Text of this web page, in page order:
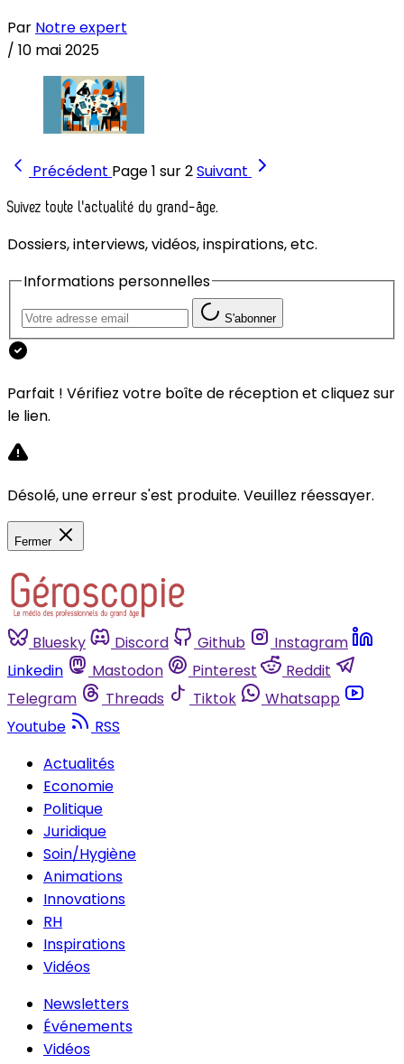
Par Notre expert
/ 10 mai 2025
Précédent Page 1 sur 2Suivant
Suivez toute l'actualité du grand-âge.
Dossiers, interviews, vidéos, inspirations, etc.
Informations personnelles
S'abonner
Parfait ! Vérifiez votre boîte de réception et cliquez sur
le lien.
Désolé, une erreur s'est produite. Veuillez réessayer.
Fermer
Bluesky Discord Github
Instagram
Linkedin
Mastodon Pinterest
Reddit
Telegram
Threads Tiktok
Whatsapp
Youtube
RSS
Actualités
Economie
Politique
Juridique
Soin/Hygiène
Animations
Innovations
RH
Inspirations
Vidéos
Newsletters
Événements
Vidéos